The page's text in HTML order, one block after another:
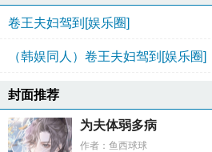
卷王夫妇驾到[娱乐圈]
（韩娱同人）卷王夫妇驾到[娱乐圈]
封面推荐
为夫体弱多病
作者：鱼西球球